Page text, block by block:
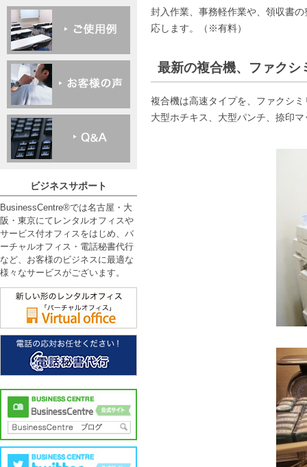
封入作業、事務軽作業や、領収書
応します。（※有料）
最新の複合機、ファクシ
複合機は高速タイプを、ファクシ
大型ホチキス、大型パンチ、捺印
ビジネスサポート
BusinessCentre®では名古屋・大
阪・東京にてレンタルオフィスや
サービス付オフィスをはじめ、バ
ーチャルオフィス・電話秘書代行
など、お客様のビジネスに最適な
様々なサービスがございます。